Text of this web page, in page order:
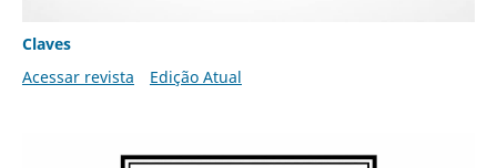
Claves
Acessar revista
Edição Atual